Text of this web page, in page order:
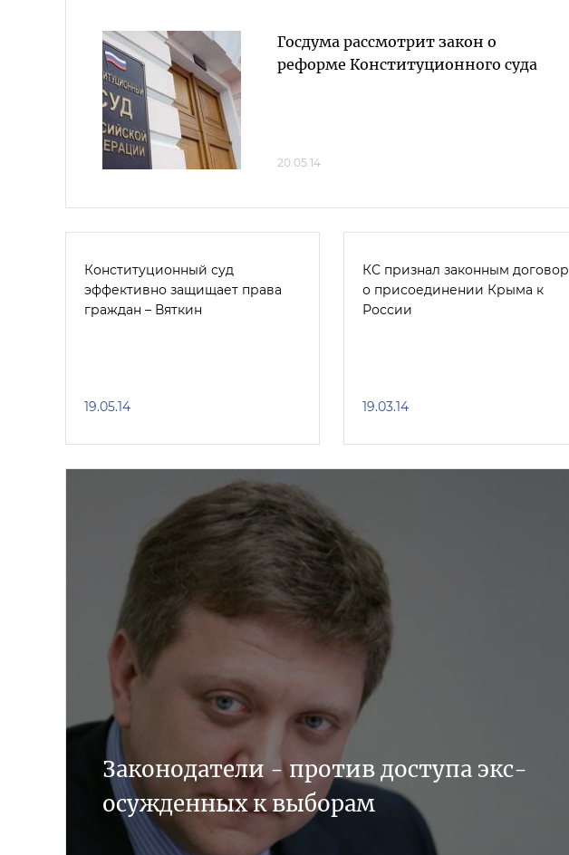
Госдума рассмотрит закон о
реформе Конституционного суда
20.05.14
Конституционный суд
эффективно защищает права
граждан – Вяткин
19.05.14
КС признал законным договор
о присоединении Крыма к
России
19.03.14
Законодатели - против доступа экс-
осужденных к выборам